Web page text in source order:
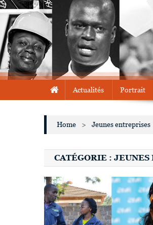
Actualités Portrait
Home > Jeunes entreprises
CATÉGORIE : JEUNES